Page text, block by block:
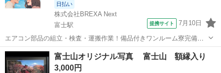
日払い
株式会社BREXA Next
富士駅
提携サイト 7月10日
エアコン部品の組立・検査・運搬作業！備品付きワンルーム寮完備★
未経験活躍中！幅広い年齢の男女活躍中！嬉しい土日休み♪年間休日
126日！空調完備で働きやすい★1食170円～格安食堂利用可！《静岡
県富士市》 人気の工場のお仕事...
静岡 富士市 富士駅 その他
富士山オリジナル写真 富士山 額縁入り
3,000円